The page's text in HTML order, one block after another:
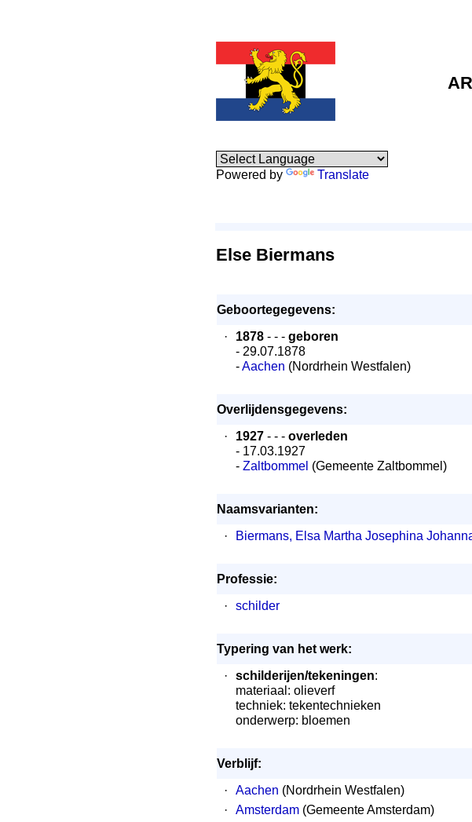
Powered by Translate
Else Biermans
Geboortegegevens:
·
1878 - - - geboren
- 29.07.1878
-Aachen (Nordrhein Westfalen)
Overlijdensgegevens:
·
1927 - - - overleden
- 17.03.1927
- Zaltbommel (Gemeente Zaltbommel)
Naamsvarianten:
·
Biermans, Elsa Martha Josephina
Professie:
·
schilder
Typering van het werk:
·
schilderijen/tekeningen:
materiaal: olieverf
techniek: tekentechnieken
onderwerp: bloemen
Verblijf:
·
Aachen (Nordrhein Westfalen)
·
Amsterdam (Gemeente Amsterdam)